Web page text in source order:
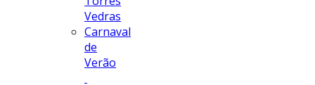
Vedras
Carnaval
de
Verão